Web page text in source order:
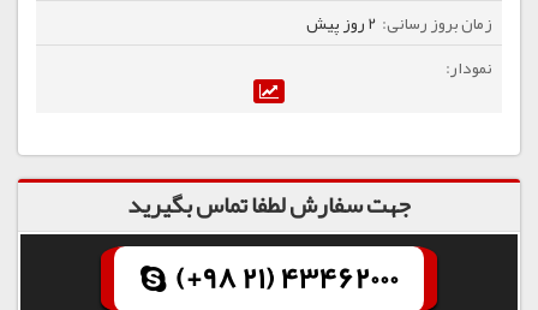
2 روز پیش
جهت سفارش لطفا تماس بگیرید
(+98 21) 43462000